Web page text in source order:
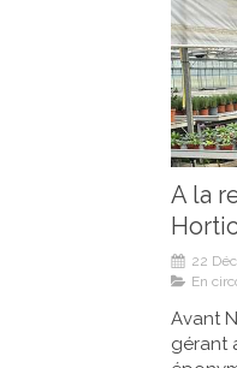
A la
22
En
Avant
gérant